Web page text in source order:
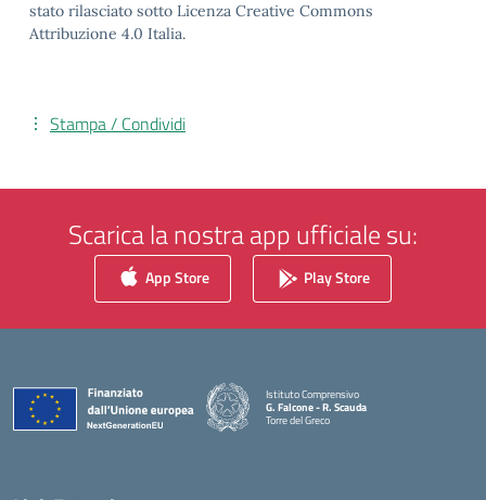
stato rilasciato sotto Licenza Creative Commons
Attribuzione 4.0 Italia.
Stampa / Condividi
Scarica la nostra app ufficiale su:
App Store Play Store
Istituto Comprensivo
G. Falcone - R. Scauda
Torre del Greco